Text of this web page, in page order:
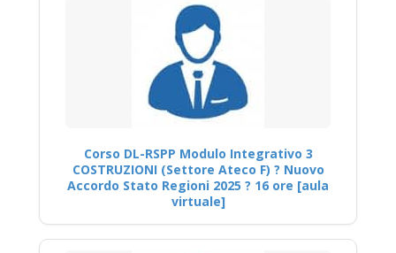
Corso DL-RSPP Modulo Integrativo 3
COSTRUZIONI (Settore Ateco F) ? Nuovo
Accordo Stato Regioni 2025 ? 16 ore [aula
virtuale]